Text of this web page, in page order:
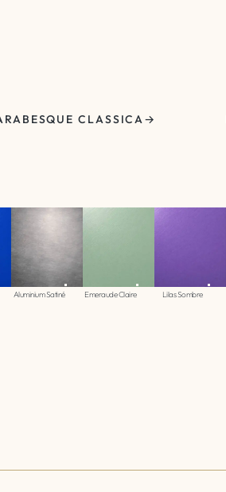
CLASSICA
Aluminium Satiné Emeraude Claire Lilas Sombre